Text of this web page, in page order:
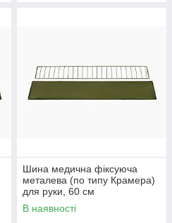
Шина медична фіксуюча
металева (по типу Крамера)
для руки, 60 см
В наявності